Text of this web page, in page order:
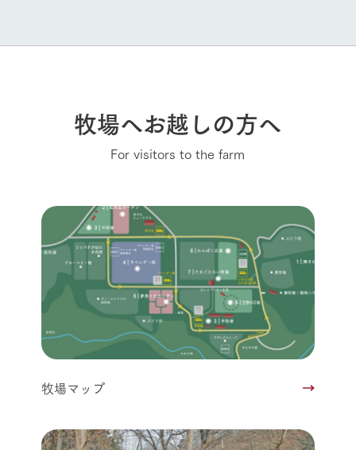
牧場へお越しの方へ
For visitors to the farm
牧場マップ